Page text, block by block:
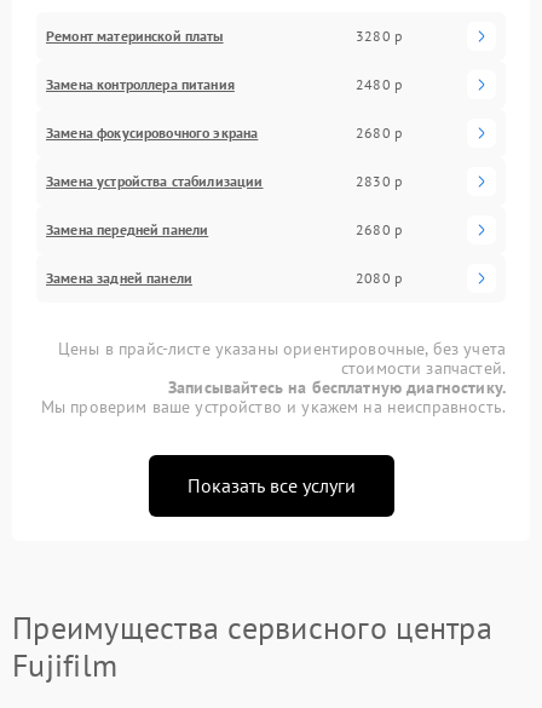
Ремонт материнской платы 3280 р
Замена контроллера питания 2480 р
Замена фокусировочного экрана 2680 р
Замена устройства стабилизации 2830 р
Замена передней панели 2680 р
Замена задней панели 2080 р
Цены в прайс-листе указаны ориентировочные, без учета
стоимости запчастей.
Записывайтесь на бесплатную диагностику.
Мы проверим ваше устройство и укажем на неисправность.
Показать все услуги
Преимущества сервисного центра
Fujifilm